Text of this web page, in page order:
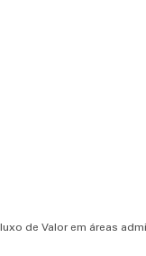
de Valor em áreas